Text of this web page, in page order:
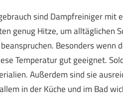
sind Dampfreiniger
genug Hitze, um alltäglichen
Besonders
Temperatur gut geeignet.
Außerdem sind sie
in der Küche und im Bad